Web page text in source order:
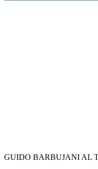
GUIDO BARBUJANI AL